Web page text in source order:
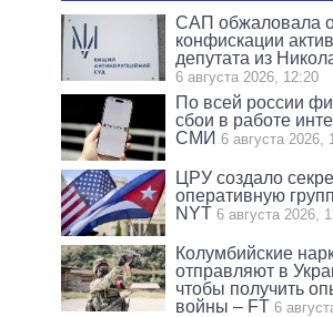
САП обжаловала
конфискации
депутата из
6 августа 2026, 12:20
По всей россии
сбои в работе
СМИ 6 августа 2026,
ЦРУ создало
оперативную
NYT 6 августа 2026,
Колумбийские
отправляют в
чтобы получить
войны – FT 6